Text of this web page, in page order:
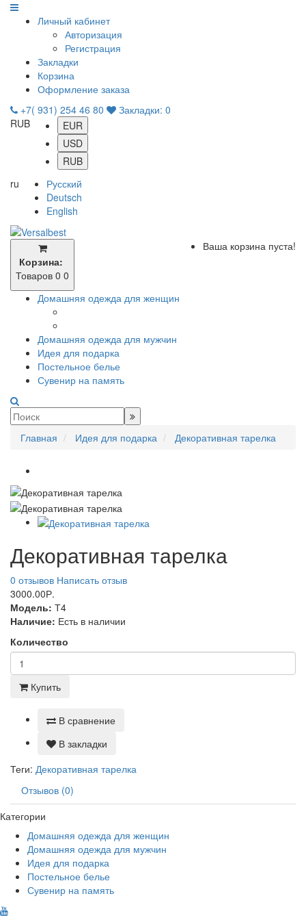
Личный кабинет
Авторизация
Регистрация
Закладки
Корзина
Оформление заказа
+7( 931) 254 46 80
Закладки: 0
RUB
EUR
USD
RUB
ru
Русский
Deutsch
English
Корзина:
Товаров 0 0
Ваша корзина пуста!
Домашняя одежда для женщин
Домашняя одежда для мужчин
Идея для подарка
Постельное белье
Сувенир на память
Главная Идея для подарка Декоративная тарелка
Декоративная тарелка
0 отзывов Написать отзыв
3000.00Р.
Модель: Т4
Наличие: Есть в наличии
Количество
Купить
В сравнение
В закладки
Теги: Декоративная тарелка
Отзывов (0)
Категории
Домашняя одежда для женщин
Домашняя одежда для мужчин
Идея для подарка
Постельное белье
Сувенир на память